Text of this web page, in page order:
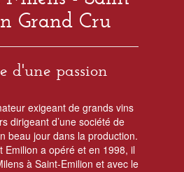
Grand Cru
d'une passion
exigeant de grands vins
dirigeant d’une société de
beau jour dans la production.
Emilion a opéré et en 1998, il
à Saint-Emilion et avec le